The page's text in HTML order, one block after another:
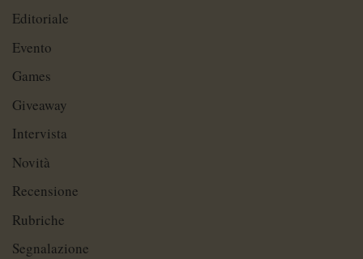
Editoriale
Evento
Games
Giveaway
Intervista
Novità
Recensione
Rubriche
Segnalazione